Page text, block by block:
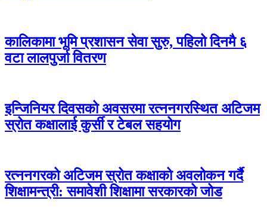
कालिकामा भूमि प्रशासन सेवा सुरु, पहिलो दिनमै ६
वटा लालपुर्जा वितरण
इन्जिनियर दिवसको अवसरमा रत्ननगरस्थित अटिजम
स्रोत कक्षालाई कुर्सी र टेबल सहयोग
रत्ननगरको अटिजम स्रोत कक्षाको अवलोकन गर्दै
शिक्षामन्त्री: समावेशी शिक्षामा सरकारको जोड